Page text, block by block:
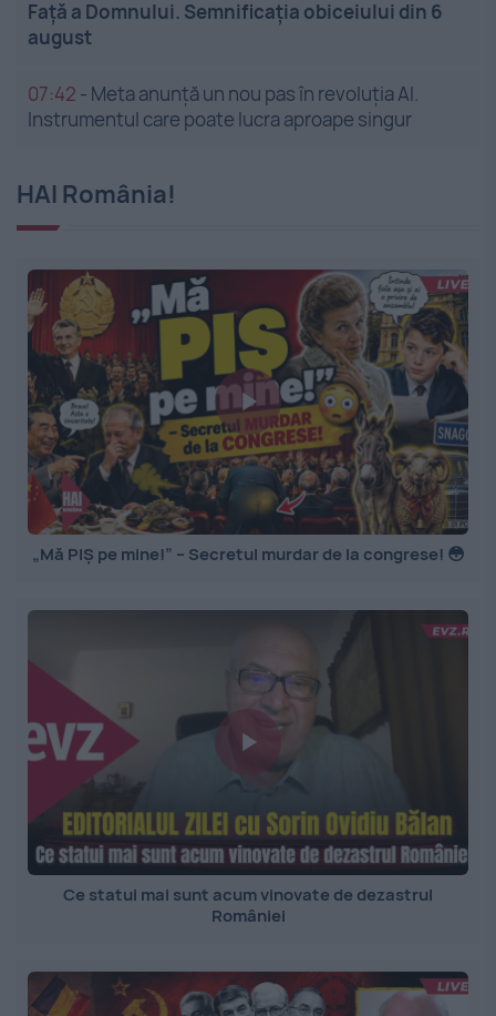
Față a Domnului. Semnificația obiceiului din 6
august
07:42 - Meta anunță un nou pas în revoluția AI.
Instrumentul care poate lucra aproape singur
HAI România!
„Mă PIȘ pe mine!” – Secretul murdar de la congrese! 😳
Ce statui mai sunt acum vinovate de dezastrul
României